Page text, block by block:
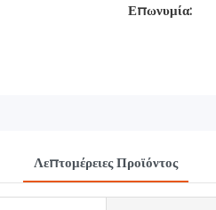
Επωνυμία:
Λεπτομέρειες Προϊόντος